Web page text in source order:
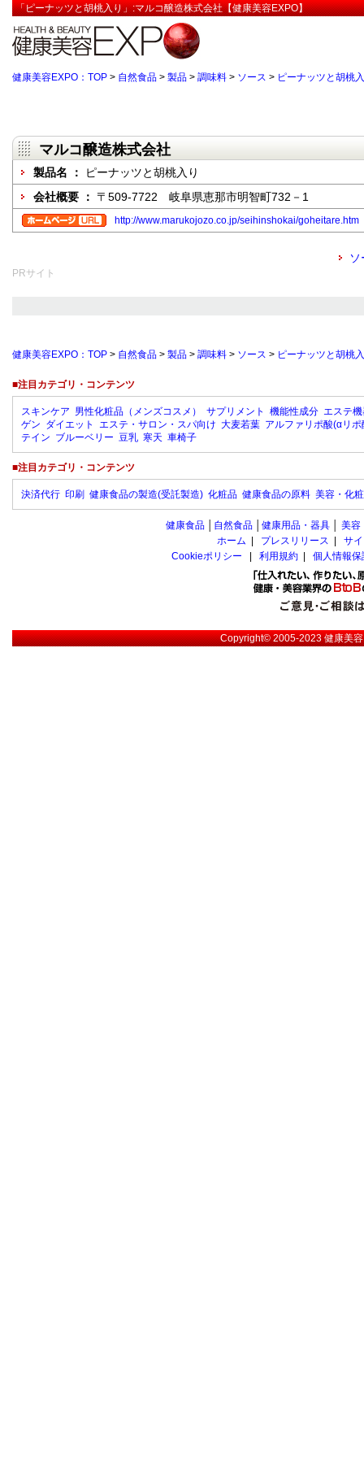
「ピーナッツと胡桃入り」:マルコ醸造株式会社【健康美容EXPO】
健康美容EXPO：TOP > 自然食品 > 製品 > 調味料 > ソース > ピーナッツと胡桃
マルコ醸造株式会社
製品名 ：
ピーナッツと胡桃入り
会社概要 ： 〒509-7722 岐阜県恵那市明智町732－1
http://www.marukojozo.co.jp/seihinshokai/goheitare.htm
PRサイト
健康美容EXPO：TOP > 自然食品 > 製品 > 調味料 > ソース > ピーナッツと胡桃
■注目カテゴリ・コンテンツ
スキンケア 男性化粧品（メンズコスメ） サプリメント 機能性成分 エステ
ゲン ダイエット エステ・サロン・スパ向け 大麦若葉 アルファリポ酸(αリポ
テイン ブルーベリー 豆乳 寒天 車椅子
■注目カテゴリ・コンテンツ
決済代行 印刷 健康食品の製造(受託製造) 化粧品 健康食品の原料 美容・化
健康食品 自然食品 健康用品・器具 美容
ホーム
プレスリリース
サ
Cookieポリシー
利用規約 個人情報
Copyright© 2005-2023健康美